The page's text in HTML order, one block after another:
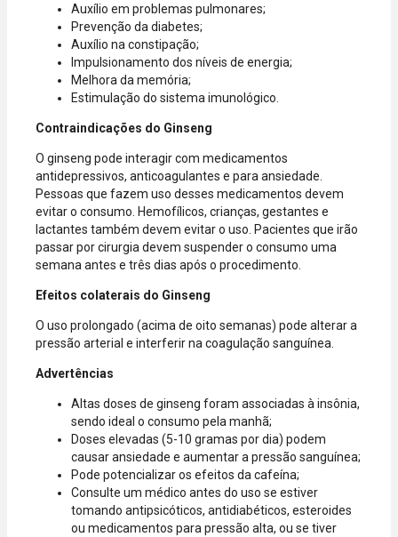
Auxílio em problemas pulmonares;
Prevenção da diabetes;
Auxílio na constipação;
Impulsionamento dos níveis de energia;
Melhora da memória;
Estimulação do sistema imunológico.
Contraindicações do Ginseng
O ginseng pode interagir com medicamentos
antidepressivos, anticoagulantes e para ansiedade.
Pessoas que fazem uso desses medicamentos devem
evitar o consumo. Hemofílicos, crianças, gestantes e
lactantes também devem evitar o uso. Pacientes que irão
passar por cirurgia devem suspender o consumo uma
semana antes e três dias após o procedimento.
Efeitos colaterais do Ginseng
O uso prolongado (acima de oito semanas) pode alterar a
pressão arterial e interferir na coagulação sanguínea.
Advertências
Altas doses de ginseng foram associadas à insônia,
sendo ideal o consumo pela manhã;
Doses elevadas (5-10 gramas por dia) podem
causar ansiedade e aumentar a pressão sanguínea;
Pode potencializar os efeitos da cafeína;
Consulte um médico antes do uso se estiver
tomando antipsicóticos, antidiabéticos, esteroides
ou medicamentos para pressão alta, ou se tiver